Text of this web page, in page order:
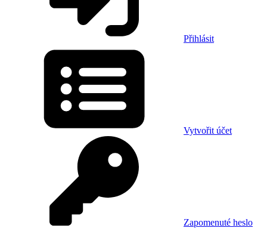
Přihlásit
Vytvořit účet
Zapomenuté heslo